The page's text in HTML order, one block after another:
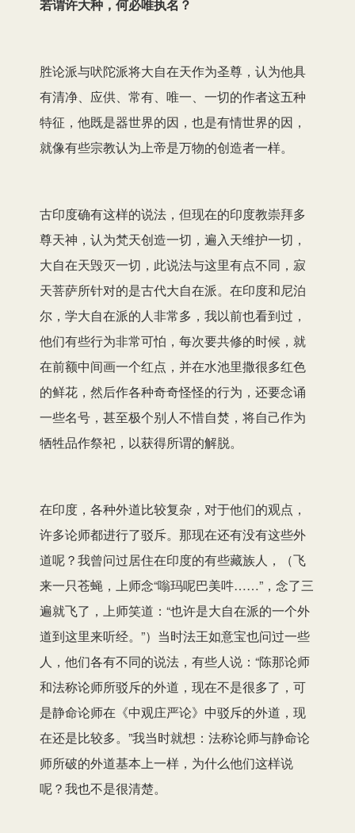
若谓许大种，何必唯执名？
胜论派与吠陀派将大自在天作为圣尊，认为他具
有清净、应供、常有、唯一、一切的作者这五种
特征，他既是器世界的因，也是有情世界的因，
就像有些宗教认为上帝是万物的创造者一样。
古印度确有这样的说法，但现在的印度教崇拜多
尊天神，认为梵天创造一切，遍入天维护一切，
大自在天毁灭一切，此说法与这里有点不同，寂
天菩萨所针对的是古代大自在派。在印度和尼泊
尔，学大自在派的人非常多，我以前也看到过，
他们有些行为非常可怕，每次要共修的时候，就
在前额中间画一个红点，并在水池里撒很多红色
的鲜花，然后作各种奇奇怪怪的行为，还要念诵
一些名号，甚至极个别人不惜自焚，将自己作为
牺牲品作祭祀，以获得所谓的解脱。
在印度，各种外道比较复杂，对于他们的观点，
许多论师都进行了驳斥。那现在还有没有这些外
道呢？我曾问过居住在印度的有些藏族人，（飞
来一只苍蝇，上师念“嗡玛呢巴美吽……”，念了三
遍就飞了，上师笑道：“也许是大自在派的一个外
道到这里来听经。”）当时法王如意宝也问过一些
人，他们各有不同的说法，有些人说：“陈那论师
和法称论师所驳斥的外道，现在不是很多了，可
是静命论师在《中观庄严论》中驳斥的外道，现
在还是比较多。”我当时就想：法称论师与静命论
师所破的外道基本上一样，为什么他们这样说
呢？我也不是很清楚。